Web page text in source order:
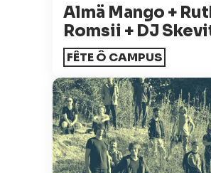
Almä Mango +
Romsii + DJ
FÊTE Ô CAMPUS